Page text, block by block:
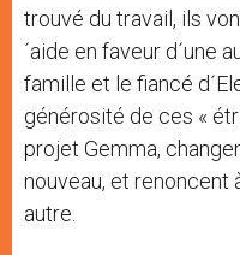
trouvé du travail, ils
´aide en faveur d´une
famille et le fiancé
générosité de ces «
projet Gemma,
nouveau, et renoncent
autre.